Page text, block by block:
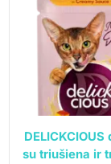
su triušiena ir